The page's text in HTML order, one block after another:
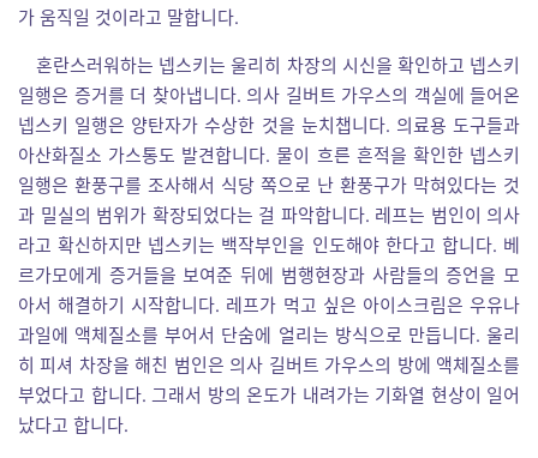
가 움직일 것이라고 말합니다.
혼란스러워하는 넵스키는 울리히 차장의 시신을 확인하고 넵스키
일행은 증거를 더 찾아냅니다. 의사 길버트 가우스의 객실에 들어온
넵스키 일행은 양탄자가 수상한 것을 눈치챕니다. 의료용 도구들과
아산화질소 가스통도 발견합니다. 물이 흐른 흔적을 확인한 넵스키
일행은 환풍구를 조사해서 식당 쪽으로 난 환풍구가 막혀있다는 것
과 밀실의 범위가 확장되었다는 걸 파악합니다. 레프는 범인이 의사
라고 확신하지만 넵스키는 백작부인을 인도해야 한다고 합니다. 베
르가모에게 증거들을 보여준 뒤에 범행현장과 사람들의 증언을 모
아서 해결하기 시작합니다. 레프가 먹고 싶은 아이스크림은 우유나
과일에 액체질소를 부어서 단숨에 얼리는 방식으로 만듭니다. 울리
히 피셔 차장을 해친 범인은 의사 길버트 가우스의 방에 액체질소를
부었다고 합니다. 그래서 방의 온도가 내려가는 기화열 현상이 일어
났다고 합니다.